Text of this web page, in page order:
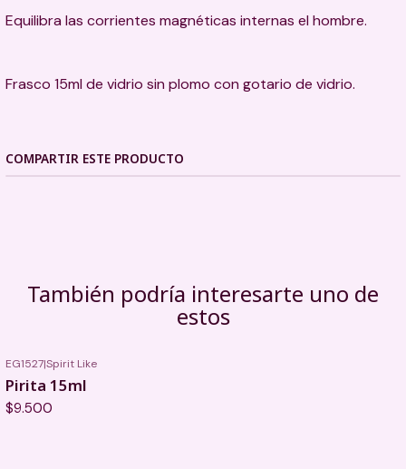
Equilibra las corrientes magnéticas internas el hombre.
Frasco 15ml de vidrio sin plomo con gotario de vidrio.
COMPARTIR ESTE PRODUCTO
También podría interesarte uno de
estos
EG1527|Spirit Like
Pirita 15ml
$9.500